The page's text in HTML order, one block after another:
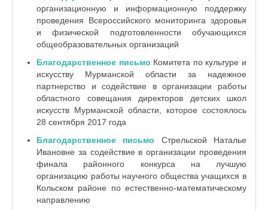
организационную и информационную поддержку
проведения Всероссийского мониторинга здоровья
и физической подготовленности обучающихся
общеобразовательных организаций
Благодарственное письмо Комитета по культуре и
искусству Мурманской области за надежное
партнерство и содействие в организации работы
областного совещания директоров детских школ
искусств Мурманской области, которое состоялось
28 сентября 2017 года
Благодарственное письмо Стрельской Наталье
Ивановне за содействие в организации проведения
финала районного конкурса на лучшую
организацию работы научного общества учащихся в
Кольском районе по естественно-математическому
направлению